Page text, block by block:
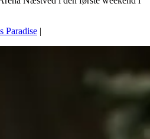
Paradise |